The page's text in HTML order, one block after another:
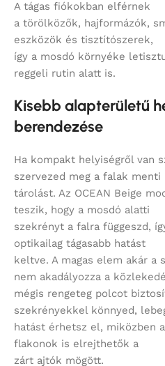
A tágas fiókokban elférnek
a törölközők, hajformázók,
eszközök és tisztítószerek,
így a mosdó környéke
reggeli rutin alatt is.
Kisebb alapterületű
berendezése
Ha kompakt helyiségről van
szervezed meg a falak menti
tárolást. Az OCEAN Beige
teszik, hogy a mosdó alatti
szekrényt a falra függeszd,
optikailag tágasabb hatást
keltve. A magas elem akár a
nem akadályozza a
mégis rengeteg polcot
szekrényekkel könnyed,
hatást érhetsz el, miközben
flakonok is elrejthetők a
zárt ajtók mögött.